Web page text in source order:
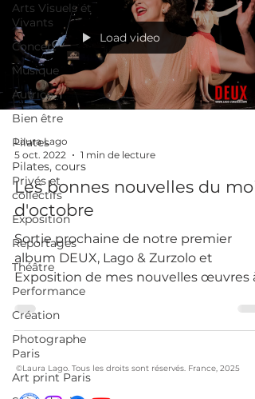
Arts Visuels et
Vivants
Concert
Musique
Autrice
Bien être
Pilates
Pilates, cours
Privés et
collectifs
Exposition
Reportages
Théâtre
Performance
Création
Photographe
Paris
Art print Paris
Load video
Laura Lago
5 oct. 2022
1 min de lecture
Les bonnes nouvelles du
d'octobre
Sortie prochaine de notre premier
album DEUX, Lago & Zurzolo et
Exposition de mes nouvelles œuvres à
Paris 18.
©Laura Lago. Tous les droits sont réservés. France, 2025